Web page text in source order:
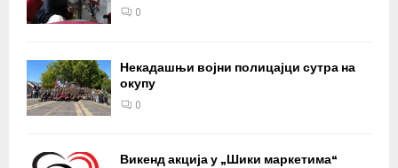
0
Некадашњи војни полицајци сутра на
окупу
0
Викенд акција у „Шики маркетима“